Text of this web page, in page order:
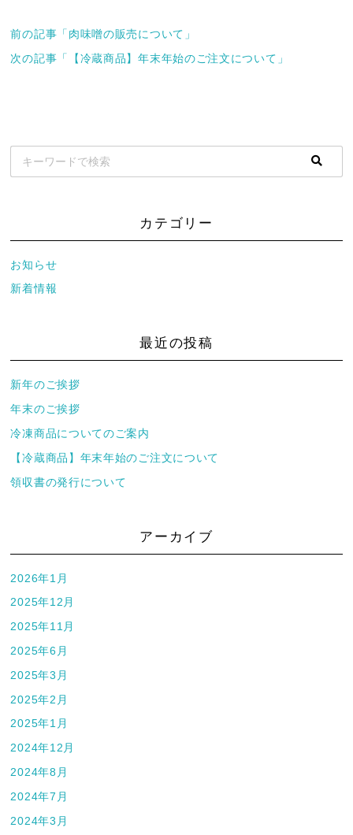
前の記事「肉味噌の販売について」
次の記事「【冷蔵商品】年末年始のご注文について」
カテゴリー
お知らせ
新着情報
最近の投稿
新年のご挨拶
年末のご挨拶
冷凍商品についてのご案内
【冷蔵商品】年末年始のご注文について
領収書の発行について
アーカイブ
2026年1月
2025年12月
2025年11月
2025年6月
2025年3月
2025年2月
2025年1月
2024年12月
2024年8月
2024年7月
2024年3月